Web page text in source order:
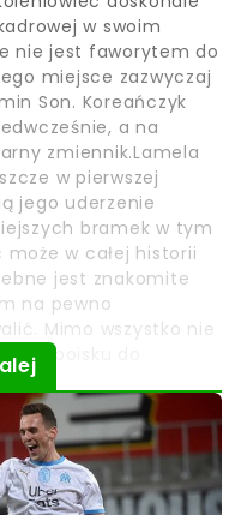
w swoim
nie jest faworytem do
miejsce zazwyczaj
Son. Koreańczyk
a na
zmiennik.Lamela
w pierwszej
jego uderzenie
bramek w tym
w całej historii
jest znakomite
na pewno
Mimo wszystko nie
na boisku do